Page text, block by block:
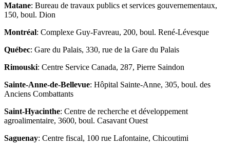
Matane: Bureau de travaux publics et services gouvernementaux,
150, boul. Dion
Montréal: Complexe Guy-Favreau, 200, boul. René-Lévesque
Québec: Gare du Palais, 330, rue de la Gare du Palais
Rimouski: Centre Service Canada, 287, Pierre Saindon
Sainte-Anne-de-Bellevue: Hôpital Sainte-Anne, 305, boul. des
Anciens Combattants
Saint-Hyacinthe: Centre de recherche et développement
agroalimentaire, 3600, boul. Casavant Ouest
Saguenay: Centre fiscal, 100 rue Lafontaine, Chicoutimi